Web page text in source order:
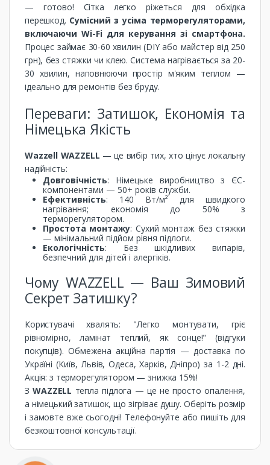
— готово! Сітка легко ріжеться для обхідка
перешкод. Сумісний з усіма терморегуляторами,
включаючи Wi-Fi для керування зі смартфона.
Процес займає 30-60 хвилин (DIY або майстер від 250
грн), без стяжки чи клею. Система нагрівається за 20-
30 хвилин, наповнюючи простір м'яким теплом —
ідеально для ремонтів без бруду.
Переваги: Затишок, Економія та
Німецька Якість
Wazzell WAZZELL — це вибір тих, хто цінує локальну
надійність:
Довговічність: Німецьке виробництво з ЄС-
компонентами — 50+ років служби.
Ефективність: 140 Вт/м² для швидкого
нагрівання; економія до 50% з
терморегулятором.
Простота монтажу: Сухий монтаж без стяжки
— мінімальний підйом рівня підлоги.
Екологічність: Без шкідливих випарів,
безпечний для дітей і алергіків.
Чому WAZZELL — Ваш Зимовий
Секрет Затишку?
Користувачі хвалять: "Легко монтувати, гріє
рівномірно, ламінат теплий, як сонце!" (відгуки
покупців). Обмежена акційна партія — доставка по
Україні (Київ, Львів, Одеса, Харків, Дніпро) за 1-2 дні.
Акція: з терморегулятором — знижка 15%!
ЗWAZZELL тепла підлога — це не просто опалення,
а німецький затишок, що зігріває душу. Оберіть розмір
і замовте вже сьогодні! Телефонуйте або пишіть для
безкоштовної консультації.